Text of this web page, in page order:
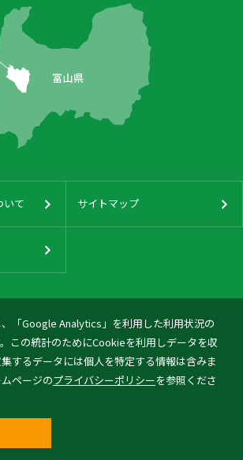
「Google Analytics」を利用した利用状況の
この統計のためにCookieを利用しデータを収
するデータには個人を特定する情報は含みま
ページのプライバシーポリシーを参照くださ
いて サイトマップ